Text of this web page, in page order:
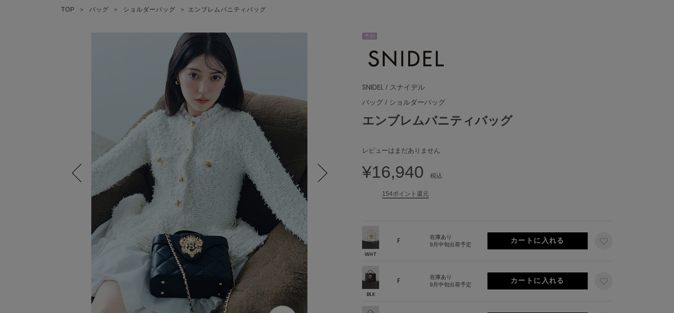
TOP ＞ バッグ ＞ ショルダーバッグ ＞ エンブレムバニティバッグ
予 約
SNIDEL / スナイデル
バッグ / ショルダーバッグ
エンブレムバニティバッグ
レビューはまだありません
¥16,940 税込
154ポイント還元
WHT
F
在庫あり
9月中旬出荷予定
BLK
F
在庫あり
9月中旬出荷予定